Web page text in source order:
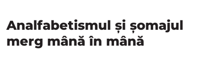
Analfabetismul și șomajul
merg mână în mână